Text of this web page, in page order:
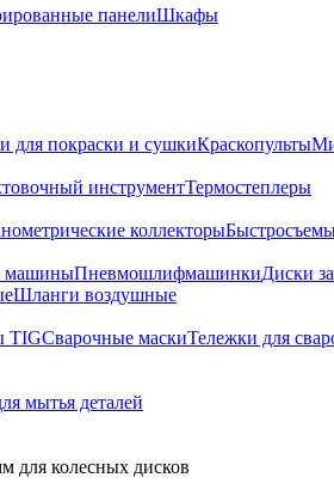
панелиШкафы
для покраски и сушкиКраскопульты
инструментТермостеплеры
коллекторы
машиныПневмошлифмашинкиДиски
Шланги воздушные
TIGСварочные маскиТележки для
мытья деталей
для колесных дисков